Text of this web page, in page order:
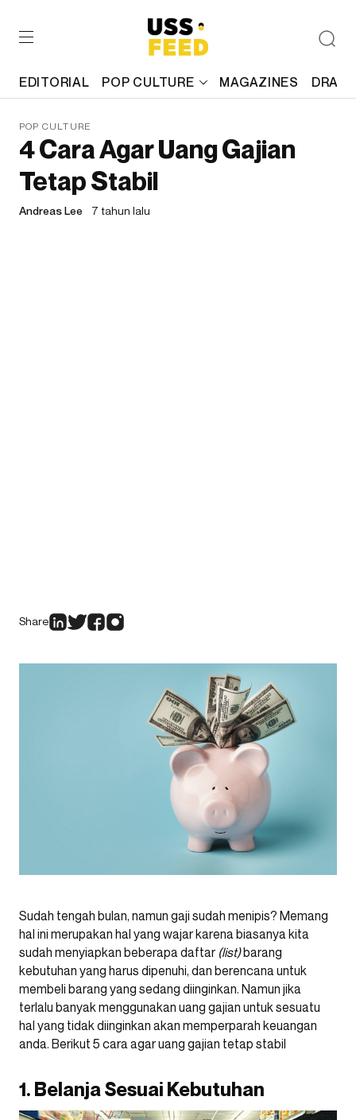
EDITORIAL POP CULTURE MAGAZINES
POP CULTURE
4 Cara Agar Uang Gajian
Tetap Stabil
Andreas Lee 7 tahun lalu
Share
Sudah tengah bulan, namun gaji sudah menipis? Memang
hal ini merupakan hal yang wajar karena biasanya kita
sudah menyiapkan beberapa daftar (list)barang
kebutuhan yang harus dipenuhi, dan berencana untuk
membeli barang yang sedang diinginkan. Namun jika
terlalu banyak menggunakan uang gajian untuk sesuatu
hal yang tidak diinginkan akan memperparah keuangan
anda. Berikut 5 cara agar uang gajian tetap stabil
1. Belanja Sesuai Kebutuhan